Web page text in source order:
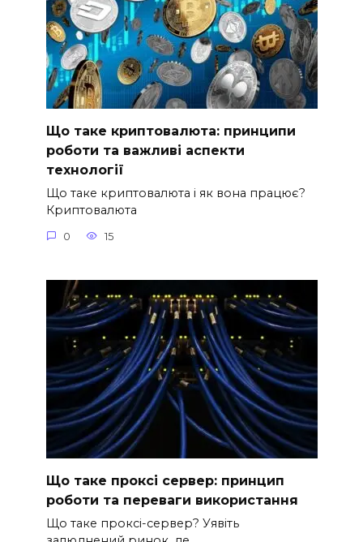
Що таке криптовалюта: принципи
роботи та важливі аспекти
технології
Що таке криптовалюта і як вона працює?
Криптовалюта
0 15
Що таке проксі сервер: принцип
роботи та переваги використання
Що таке проксі-сервер? Уявіть